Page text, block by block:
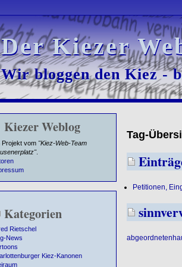
Der Kiezer
Der Kiezer
Wir bloggen den Kiez -
Wir bloggen den Kiez -
Kiezer Weblog
Projekt vom "Kiez-Web-Team
.
Kategorien
Rietschel
News
Kiez-Kanonen
Tag-
Petitionen,